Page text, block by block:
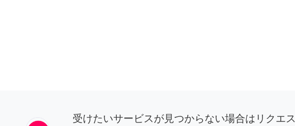
受けたいサービスが見つからない場合はリクエス